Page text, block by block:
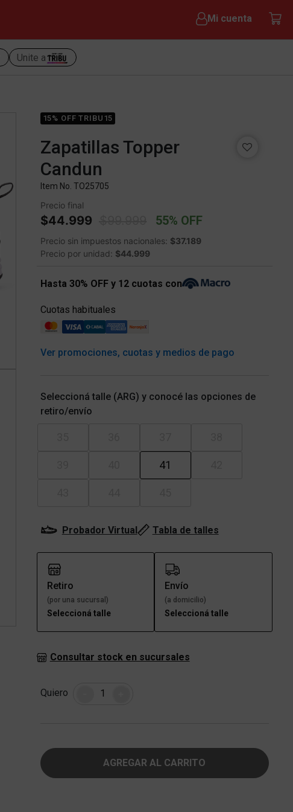
Mi cuenta
Unite a
15% OFF TRIBU15
Zapatillas Topper
Candun
Item No. TO25705
Precio final
$44.999 Price reduced from
$99.999 55% OFF
Precio sin impuestos nacionales: $37.189
Precio por unidad: $44.999
Hasta 30% OFF y 12 cuotas con
Cuotas habituales
Ver promociones, cuotas y medios de pago
Seleccioná talle (ARG) y conocé las opciones de
retiro/envío
41
Probador Virtual Tabla de talles
Retiro
(por una sucursal)
Seleccioná talle
Envío
(a domicilio)
Seleccioná talle
Consultar stock en sucursales
Quiero Cantidad
AGREGAR AL CARRITO